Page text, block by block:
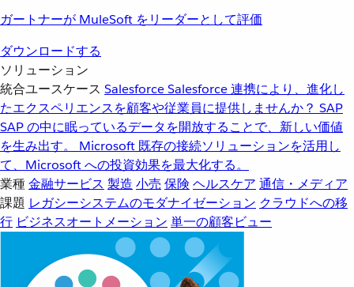
ガートナーが MuleSoft をリーダーとして評価
ダウンロードする
ソリューション
統合ユースケース SalesforceSalesforce 連携により、進化し
たエクスペリエンスを顧客や従業員に提供しませんか？ SAP
SAP の中に眠っているデータを開放することで、新しい価値
を生み出す。
Microsoft 既存の接続ソリューションを活用し
て、Microsoft への投資効果を最大化する。
業種金融サービス 製造 小売 保険 ヘルスケア 通信・メディア
課題 レガシーシステムのモダナイゼーション クラウドへの移
行 ビジネスオートメーション 単一の顧客ビュー